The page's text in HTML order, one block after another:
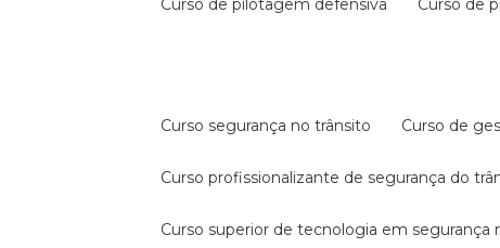
curso de pilotagem defensiva curso de
curso segurança no trânsito curso de
curso profissionalizante de segurança do
curso superior de tecnologia em segurança